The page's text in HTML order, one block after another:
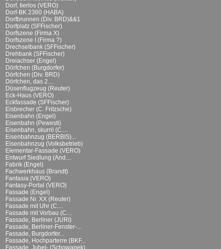
Dorf, tierlos (VERO)
Dorf-BK 2360 (HABA)
Dorfbrunnen (Div. BRD)&&1
Dorfplatz (SFFischer)
Dorfszene (Firma X)
Dorfszene I (Firma ?)
Drechselbank (SFFischer)
Drehbank (SFFischer)
Dreiachser (Engel)
Dörfchen (Burgdorfer)
Dörfchen (Div. BRD)
Dörfchen, das 2....
Düsenflugzeug (Reuter)
Eck-Haus (VERO)
Eckfassade (SFFischer)
Eisbrecher (C. Fritzsche)
Eisenbahn (Engel)
Eisenbahn (Pewesti)
Eisenbahn, skurril (C....
Eisenbahnzug (BERBIS)...
Eisenbahnzug (Volksbetrieb)
Elementar-Fassade (VERO)
Entwurf Siedlung (And....
Fabrik (Engel)
Fachwerkhaus (Brandt)
Fantasia (VERO)
Fantasy-Portal (VERO)
Fassade (Engel)
Fassade Nr. XX (Reuter)
Fassade mit Uhr (C....
Fassade mit Vorbau (C....
Fassade, Berliner (JURI)
Fassade, Berliner-Fenster-...
Fassade, Burgdorfer...
Fassade, Hochparterre (BKF...
Fassade, Jubel- (Schowanek)